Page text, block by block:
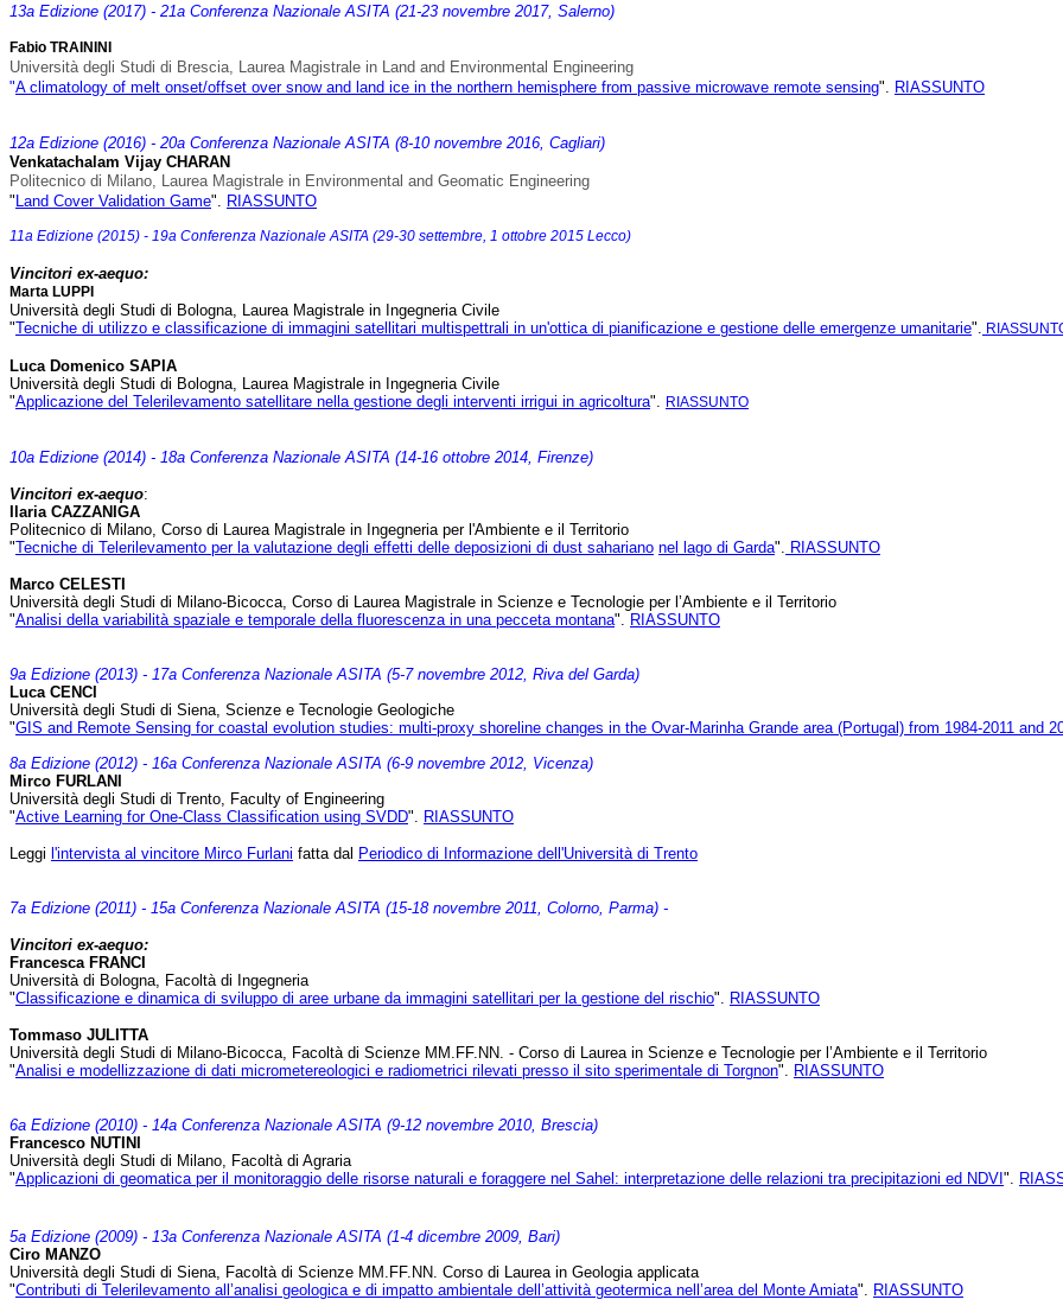
13a Edizione (2017) - 21a Conferenza Nazionale ASITA (21-23 novembre 2017, Salerno)
Fabio TRAININI
Università degli Studi di Brescia, Laurea Magistrale in Land and Environmental Engineering
"A climatology of melt onset/offset over snow and land ice in the northern hemisphere from passive microwave remote sensing". RIASSUNTO
12a Edizione (2016) - 20a Conferenza Nazionale ASITA (8-10 novembre 2016, Cagliari)
Venkatachalam Vijay CHARAN
Politecnico di Milano, Laurea Magistrale in Environmental and Geomatic Engineering
" Land Cover Validation Game". RIASSUNTO
11a Edizione (2015) - 19a Conferenza Nazionale ASITA (29-30 settembre, 1 ottobre 2015 Lecco)
Vincitori ex-aequo:
Marta LUPPI
Università degli Studi di Bologna, Laurea Magistrale in Ingegneria Civile
"Tecniche di utilizzo e classificazione di immagini satellitari multispettrali in un'ottica di pianificazione e gestione delle emergenze umanitarie".
Luca Domenico SAPIA
Università degli Studi di Bologna, Laurea Magistrale in Ingegneria Civile
"Applicazione del Telerilevamento satellitare nella gestione degli interventi irrigui in agricoltura". RIASSUNTO
10a Edizione (2014) - 18a Conferenza Nazionale ASITA (14-16 ottobre 2014, Firenze)
Vincitori ex-aequo:
Ilaria CAZZANIGA
Politecnico di Milano, Corso di Laurea Magistrale in Ingegneria per l'Ambiente e il Territorio
"Tecniche di Telerilevamento per la valutazione degli effetti delle deposizioni di dust sahariano nel lago di Garda". RIASSUNTO
Marco CELESTI
Università degli Studi di Milano-Bicocca, Corso di Laurea Magistrale in Scienze e Tecnologie per l’Ambiente e il Territorio
"Analisi della variabilità spaziale e temporale della fluorescenza in una pecceta montana". RIASSUNTO
9a Edizione (2013) - 17a Conferenza Nazionale ASITA (5-7 novembre 2012, Riva del Garda)
Luca CENCI
Università degli Studi di Siena, Scienze e Tecnologie Geologiche
"GIS and Remote Sensing for coastal evolution studies: multi-proxy shoreline changes in the Ovar-Marinha Grande area (Portugal) from 1984-2011 and
8a Edizione (2012) - 16a Conferenza Nazionale ASITA (6-9 novembre 2012, Vicenza)
Mirco FURLANI
Università degli Studi di Trento, Faculty of Engineering
"Active Learning for One-Class Classification using SVDD". RIASSUNTO
Leggi l'intervista al vincitore Mirco Furlani fatta dal Periodico di Informazione dell'Università di Trento
7a Edizione (2011) - 15a Conferenza Nazionale ASITA (15-18 novembre 2011, Colorno, Parma) -
Vincitori ex-aequo:
Francesca FRANCI
Università di Bologna, Facoltà di Ingegneria
"Classificazione e dinamica di sviluppo di aree urbane da immagini satellitari per la gestione del rischio". RIASSUNTO
Tommaso JULITTA
Università degli Studi di Milano-Bicocca, Facoltà di Scienze MM.FF.NN. - Corso di Laurea in Scienze e Tecnologie per l’Ambiente e il Territorio
"Analisi e modellizzazione di dati micrometereologici e radiometrici rilevati presso il sito sperimentale di Torgnon". RIASSUNTO
6a Edizione (2010) - 14a Conferenza Nazionale ASITA (9-12 novembre 2010, Brescia)
Francesco NUTINI
Università degli Studi di Milano, Facoltà di Agraria
"Applicazioni di geomatica per il monitoraggio delle risorse naturali e foraggere nel Sahel: interpretazione delle relazioni tra precipitazioni ed NDVI ".
5a Edizione (2009) - 13a Conferenza Nazionale ASITA (1-4 dicembre 2009, Bari)
Ciro MANZO
Università degli Studi di Siena, Facoltà di Scienze MM.FF.NN. Corso di Laurea in Geologia applicata
"Contributi di Telerilevamento all’analisi geologica e di impatto ambientale dell’attività geotermica nell’area del Monte Amiata". RIASSUNTO